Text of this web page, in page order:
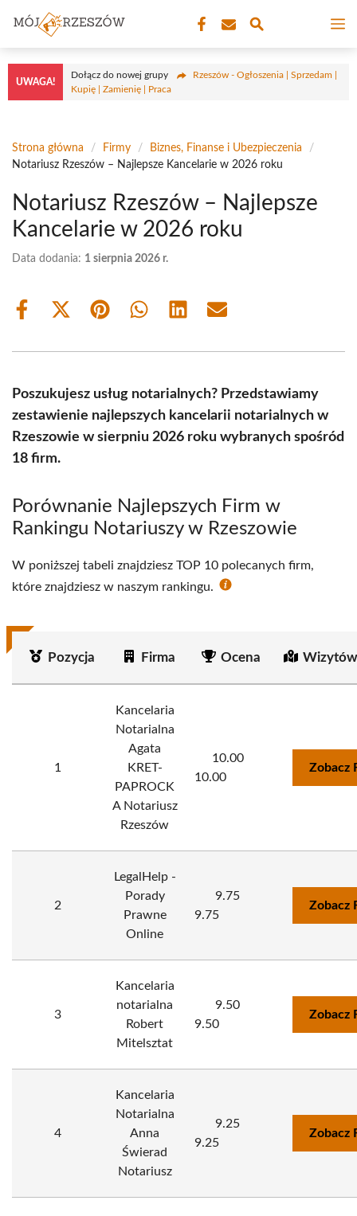
treści
UWAGA!
Dołącz do nowej grupy
Rzeszów - Ogłoszenia | Sprzedam |
Kupię | Zamienię | Praca
Strona główna / Firmy / Biznes, Finanse i Ubezpieczenia
/
Notariusz Rzeszów – Najlepsze Kancelarie w 2026 roku
Notariusz Rzeszów – Najlepsze
Kancelarie w 2026 roku
Data dodania: 1 sierpnia 2026 r.
Share
Share
(Twitter)
Share Share Share Share
Poszukujesz usług notarialnych? Przedstawiamy
zestawienie najlepszych kancelarii notarialnych w
Rzeszowie w sierpniu 2026 roku wybranych spośród
18 firm.
Porównanie Najlepszych Firm w
Rankingu Notariuszy w Rzeszowie
W poniższej tabeli znajdziesz TOP 10 polecanych firm,
które znajdziesz w naszym rankingu.
Pozycja Firma Ocena
1
Kancelaria
Notarialna
Agata
KRET-
PAPROCK
A Notariusz
Rzeszów
10.00
10.00
Zobacz
2
LegalHelp -
Porady
Prawne
Online
9.75
9.75
Zobacz
3
Kancelaria
notarialna
Robert
Mitelsztat
9.50
9.50
Zobacz
4
Kancelaria
Notarialna
Anna
Świerad
Notariusz
9.25
9.25
Zobacz